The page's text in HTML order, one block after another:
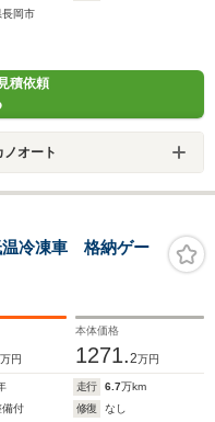
長岡市
積依頼
オート
温冷凍車 格納ゲー
万円
本体価格
1271.2万円
走行 6.7万km
備付 修復
なし